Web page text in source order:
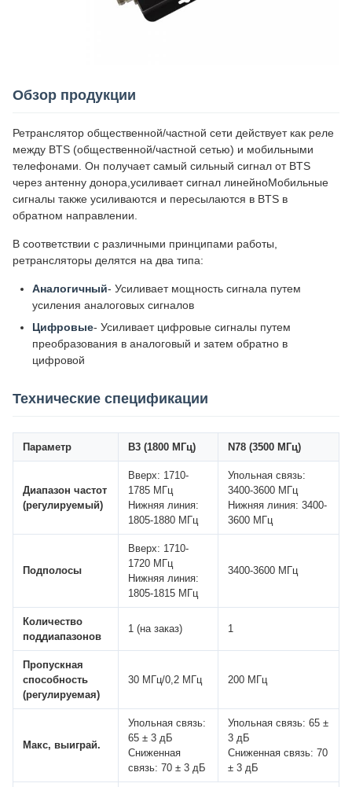
Обзор продукции
Ретранслятор общественной/частной сети действует как реле
между BTS (общественной/частной сетью) и мобильными
телефонами. Он получает самый сильный сигнал от BTS
через антенну донора,усиливает сигнал линейноМобильные
сигналы также усиливаются и пересылаются в BTS в
обратном направлении.
В соответствии с различными принципами работы,
ретрансляторы делятся на два типа:
Аналогичный- Усиливает мощность сигнала путем
усиления аналоговых сигналов
Цифровые- Усиливает цифровые сигналы путем
преобразования в аналоговый и затем обратно в
цифровой
Технические спецификации
Параметр B3 (1800 МГц) N78 (3500 МГц)
Диапазон частот
(регулируемый)
Вверх: 1710-
1785 МГц
Нижняя линия:
1805-1880 МГц
Упольная связь:
3400-3600 МГц
Нижняя линия: 3400-
3600 МГц
Подполосы
Вверх: 1710-
1720 МГц
Нижняя линия:
1805-1815 МГц
3400-3600 МГц
Количество
поддиапазонов
1 (на заказ) 1
Пропускная
способность
(регулируемая)
30 МГц/0,2 МГц 200 МГц
Макс, выиграй.
Упольная связь:
65 ± 3 дБ
Сниженная
связь: 70 ± 3 дБ
Упольная связь: 65 ±
3 дБ
Сниженная связь: 70
± 3 дБ